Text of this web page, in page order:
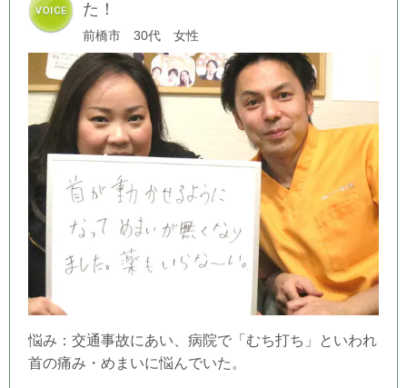
た！
前橋市 30代 女性
悩み：交通事故にあい、病院で「むち打ち」といわれ
首の痛み・めまいに悩んでいた。